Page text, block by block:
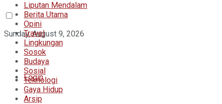
Sunday, August 9, 2026
Login
Liputan Mendalam
Berita Utama
Opini
Travel
Lingkungan
Sosok
Budaya
Sosial
Teknologi
Gaya Hidup
Arsip